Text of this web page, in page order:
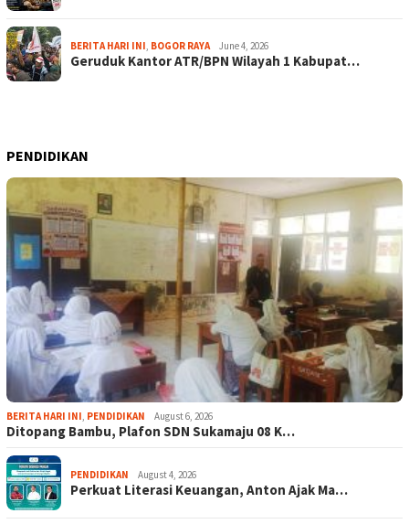
BERITA HARI INI, BOGOR RAYA June 4, 2026
Geruduk Kantor ATR/BPN Wilayah 1 Kabupat…
PENDIDIKAN
BERITA HARI INI PENDIDIKAN August 6, 2026
Ditopang Bambu, Plafon SDN Sukamaju 08 K…
PENDIDIKAN August 4, 2026
Perkuat Literasi Keuangan, Anton Ajak Ma…